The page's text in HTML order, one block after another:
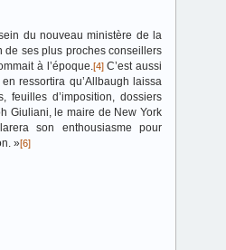
du nouveau ministère de la
de ses plus proches conseillers
à l’époque.[4]C’est aussi
ressortira qu’Allbaugh laissa
feuilles d’imposition, dossiers
Giuliani, le maire de New York
son enthousiasme pour
»[6]